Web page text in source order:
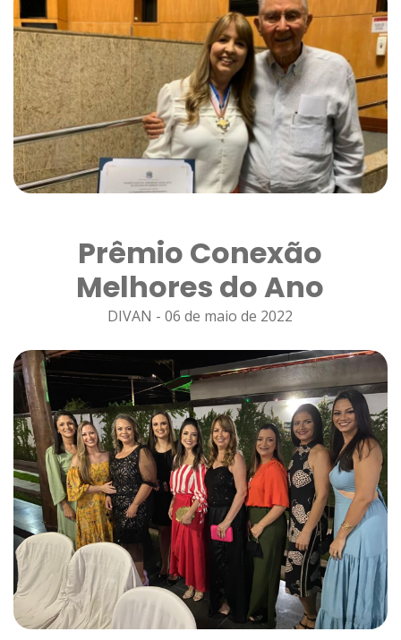
Prêmio Conexão
Melhores do Ano
DIVAN - 06 de maio de 2022